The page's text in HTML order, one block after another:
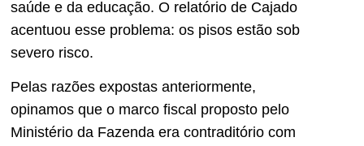
saúde e da educação. O relatório de Cajado
acentuou esse problema: os pisos estão sob
severo risco.
Pelas razões expostas anteriormente,
opinamos que o marco fiscal proposto pelo
Ministério da Fazenda era contraditório com